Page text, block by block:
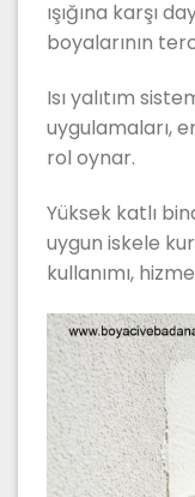
ışığına karşı
boyalarının
Isı yalıtım
uygulamaları,
rol oynar.
Yüksek katlı
uygun iskele
kullanımı,